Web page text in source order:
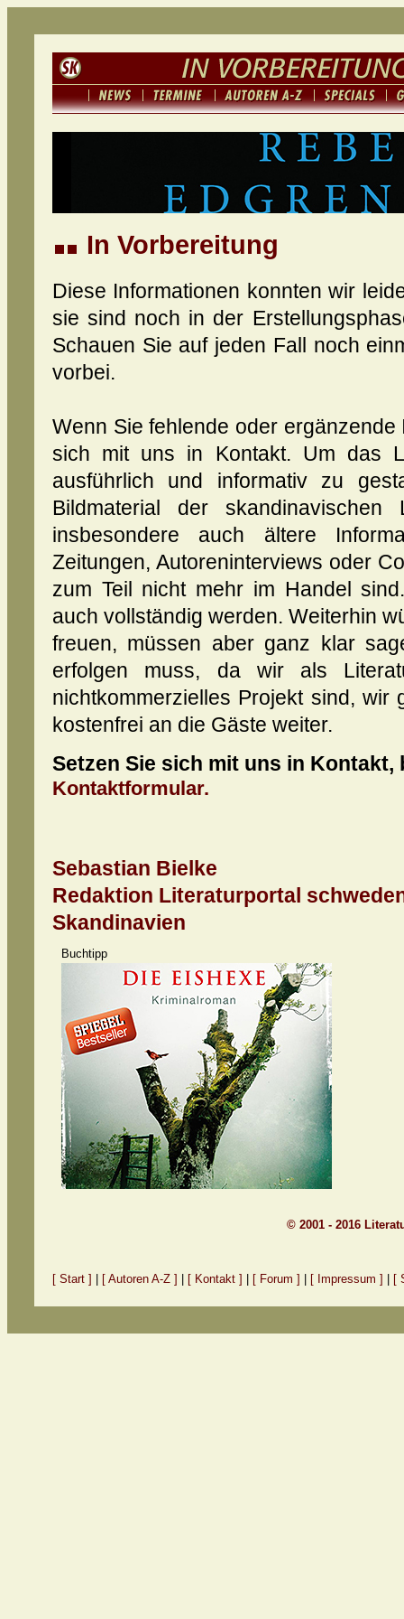
In Vorbereitung
Diese Informationen konnten wir
sie sind noch in der
Schauen Sie auf jeden Fall noch
vorbei.
Wenn Sie fehlende oder
sich mit uns in Kontakt. Um das
ausführlich und informativ zu
Bildmaterial der
insbesondere auch ältere
Zeitungen, Autoreninterviews oder
zum Teil nicht mehr im Handel
auch vollständig werden. Weiterhin
freuen, müssen aber ganz klar
erfolgen muss, da wir als
nichtkommerzielles Projekt sind, wir
kostenfrei an die Gäste weiter.
Setzen Sie sich mit uns in
Kontaktformular.
Sebastian Bielke
Redaktion Literaturportal
Skandinavien
Buchtipp
© 2001 - 2016
[ Start ] [ Autoren A-Z ] [ Kontakt ] [ Forum ] [ Impressum ] [